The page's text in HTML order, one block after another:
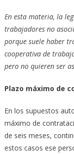
En esta materia, la
trabajadores no
porque suele haber
cooperativa de
pero no quieren ser
Plazo máximo de
En los supuestos
máximo de
de seis meses,
estos casos ese